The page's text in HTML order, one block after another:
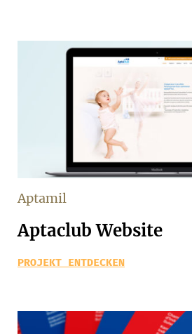
Aptamil
Aptaclub Website
PROJEKT ENTDECKEN